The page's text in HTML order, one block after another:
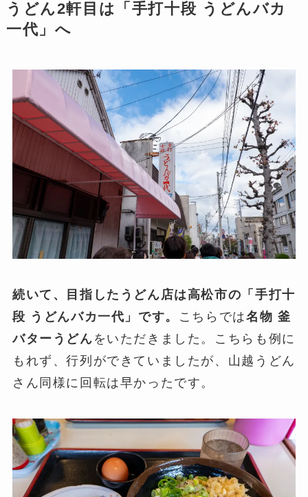
うどん2軒目は「手打十段 うどんバカ
一代」へ
続いて、目指したうどん店は高松市の「手打十
段 うどんバカ一代」です。
こちらでは名物 釜
バターうどん をいただきました。こちらも例に
もれず、行列ができていましたが、山越うどん
さん同様に回転は早かったです。